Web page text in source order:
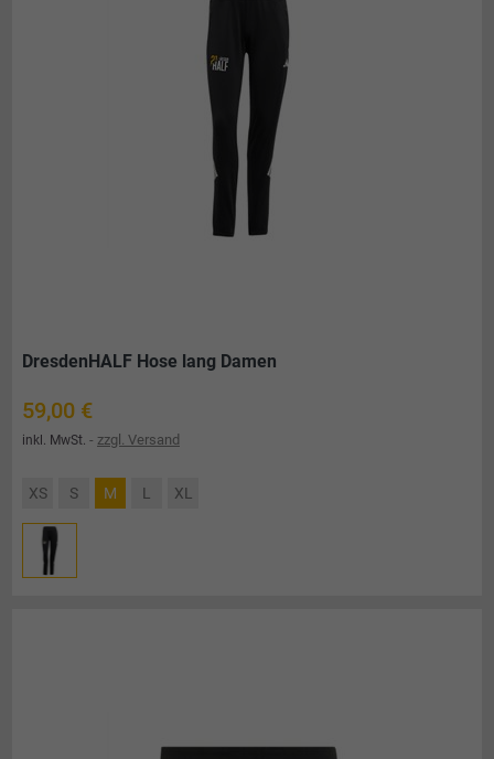
DresdenHALF Hose lang Damen
Preis
59,00 €
inkl. MwSt. zzgl. Versand
XS S M L XL